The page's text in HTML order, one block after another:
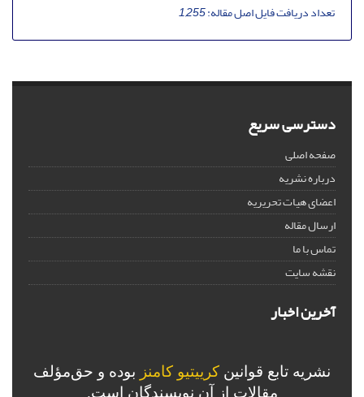
تعداد دریافت فایل اصل مقاله:1,255
دسترسی سریع
صفحه اصلی
درباره نشریه
اعضای هیات تحریریه
ارسال مقاله
تماس با ما
نقشه سایت
آخرین اخبار
نشریه تابع قوانین کرییتیو کامنز بوده و حق‌مؤلف
مقالات از آن نویسندگان است.